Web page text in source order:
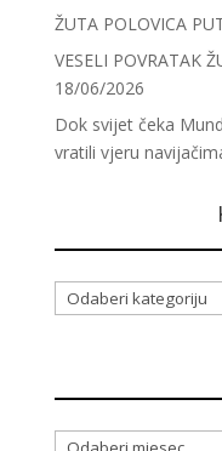
ŽUTA POLOVICA
VESELI POVRATAK
18/06/2026
Dok svijet čeka
vratili vjeru
Kategorije
Arhiva